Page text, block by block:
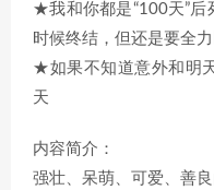
★我和你都是“100天”后
时候终结，但还是要全
★如果不知道意外和明
天
内容简介：
强壮、呆萌、可爱、善